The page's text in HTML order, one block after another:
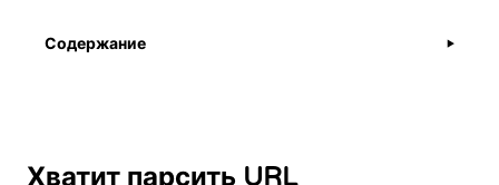
Хватит парсить URL
Содержание ▶